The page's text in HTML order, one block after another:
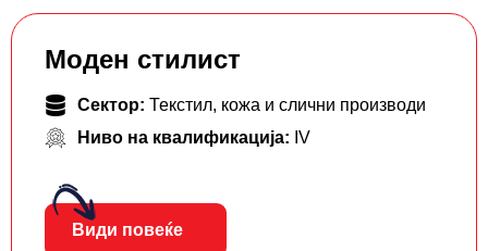
Моден стилист
Сектор: Текстил, кожа и слични производи
Ниво на квалификација: IV
Види повеќе